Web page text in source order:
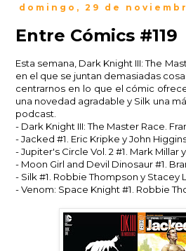
domingo, 29 de
Entre Cómics #119
Esta semana, Dark Knight III: The
en el que se juntan demasiadas
centrarnos en lo que el cómic
una novedad agradable y Silk una
podcast.
- Dark Knight III: The Master Race.
- Jacked #1. Eric Kripke y John
- Jupiter's Circle Vol. 2 #1. Mark Millar
- Moon Girl and Devil Dinosaur #1.
- Silk #1. Robbie Thompson y Stacey
- Venom: Space Knight #1. Robbie